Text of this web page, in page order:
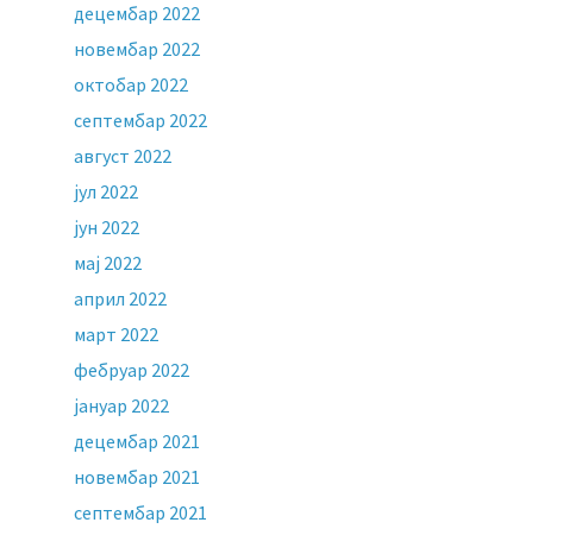
децембар 2022
новембар 2022
октобар 2022
септембар 2022
август 2022
јул 2022
јун 2022
мај 2022
април 2022
март 2022
фебруар 2022
јануар 2022
децембар 2021
новембар 2021
септембар 2021